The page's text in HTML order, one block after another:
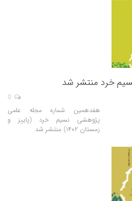
خرد منتشر شد
هفدهمین شماره مجله علمی
پژوهشی نسیم خرد (پاییز و
زمستان ۱۴۰۲) منتشر شد